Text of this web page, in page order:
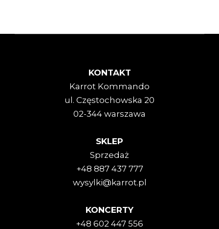
KONTAKT
Karrot Kommando
ul. Częstochowska 20
02-344 warszawa
SKLEP
Sprzedaż
+48 887 437 777
wysylki@karrot.pl
KONCERTY
+48 602 447 556